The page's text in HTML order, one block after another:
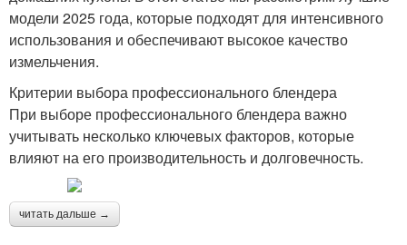
модели 2025 года, которые подходят для интенсивного
использования и обеспечивают высокое качество
измельчения.
Критерии выбора профессионального блендера
При выборе профессионального блендера важно
учитывать несколько ключевых факторов, которые
влияют на его производительность и долговечность.
читать дальше →